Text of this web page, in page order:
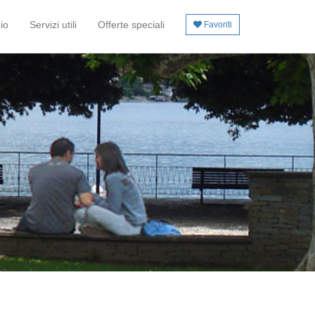
Servizi utili Offerte speciali Favoriti